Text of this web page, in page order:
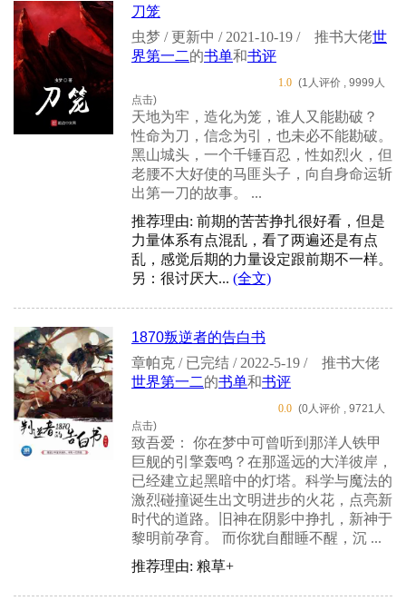
刀笼
虫梦 / 更新中 / 2021-10-19 /
推书大佬世
界第一二的书单和书评
1.0 (1人评价 , 9999人
点击)
天地为牢，造化为笼，谁人又能勘破？
性命为刀，信念为引，也未必不能勘破。
黑山城头，一个千锤百忍，性如烈火，但
老腰不大好使的马匪头子，向自身命运斩
出第一刀的故事。 ...
推荐理由: 前期的苦苦挣扎很好看，但是
力量体系有点混乱，看了两遍还是有点
乱，感觉后期的力量设定跟前期不一样。
另：很讨厌大... (全文)
1870叛逆者的告白书
章帕克 / 已完结 / 2022-5-19 /
推书大佬
世界第一二的书单和书评
0.0 (0人评价 , 9721人
点击)
致吾爱： 你在梦中可曾听到那洋人铁甲
巨舰的引擎轰鸣？在那遥远的大洋彼岸，
已经建立起黑暗中的灯塔。科学与魔法的
激烈碰撞诞生出文明进步的火花，点亮新
时代的道路。旧神在阴影中挣扎，新神于
黎明前孕育。 而你犹自酣睡不醒，沉 ...
推荐理由: 粮草+